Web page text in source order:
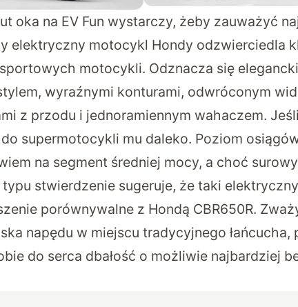
oka na EV Fun wystarczy, żeby zauważyć
elektryczny motocykl Hondy odzwierciedla
motocykli. Odznacza się
wyraźnymi konturami, odwróconym
z przodu i jednoramiennym wahaczem.
supermotocykli mu daleko. Poziom
na segment średniej mocy, a choć
stwierdzenie sugeruje, że taki
porównywalne z Hondą CBR650R.
napędu w miejscu tradycyjnego łańcucha,
do serca dbałość o możliwie najbardziej